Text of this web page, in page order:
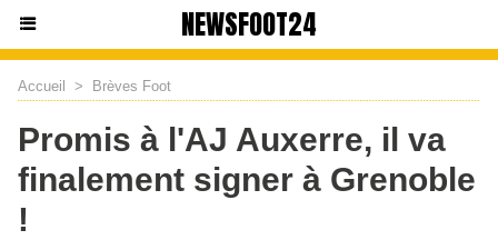
NEWSFOOT24
Accueil > Brèves Foot
Promis à l'AJ Auxerre, il va
finalement signer à Grenoble
!